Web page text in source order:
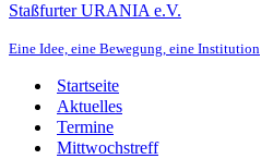
Staßfurter URANIA e.V.
Eine Idee, eine Bewegung, eine Institution
Startseite
Aktuelles
Termine
Mittwochstreff